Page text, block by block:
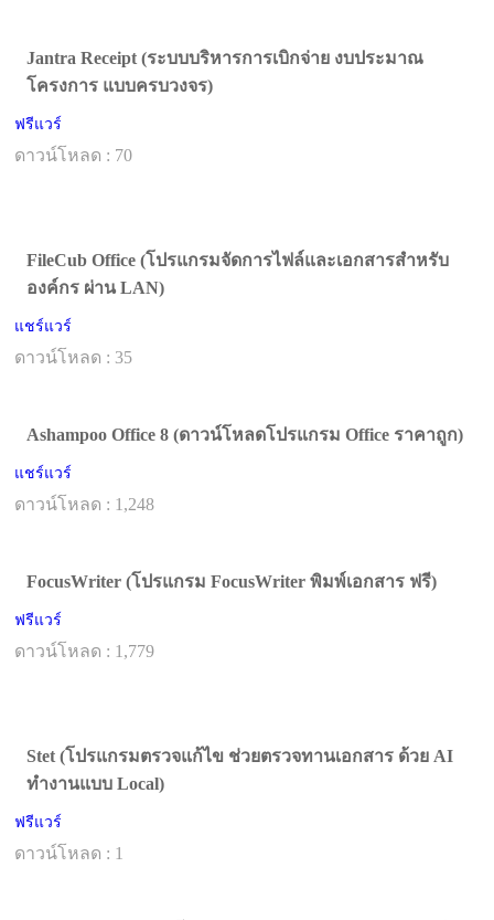
Jantra Receipt (ระบบบริหารการเบิกจ่าย งบประมาณ
โครงการ แบบครบวงจร)
ฟรีแวร์
ดาวน์โหลด : 70
FileCub Office (โปรแกรมจัดการไฟล์และเอกสารสำหรับ
องค์กร ผ่าน LAN)
แชร์แวร์
ดาวน์โหลด : 35
Ashampoo Office 8 (ดาวน์โหลดโปรแกรม Office ราคาถูก)
แชร์แวร์
ดาวน์โหลด : 1,248
FocusWriter (โปรแกรม FocusWriter พิมพ์เอกสาร ฟรี)
ฟรีแวร์
ดาวน์โหลด : 1,779
Stet (โปรแกรมตรวจแก้ไข ช่วยตรวจทานเอกสาร ด้วย AI
ทำงานแบบ Local)
ฟรีแวร์
ดาวน์โหลด : 1